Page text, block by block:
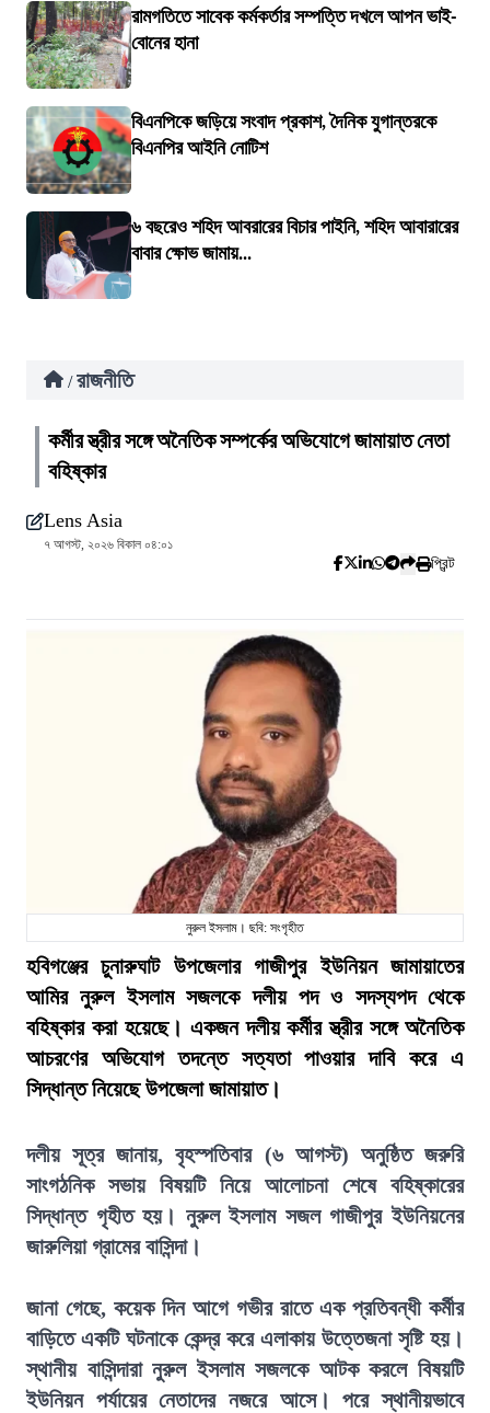
রামগতিতে সাবেক কর্মকর্তার সম্পত্তি দখলে আপন ভাই-
বোনের হানা
বিএনপিকে জড়িয়ে সংবাদ প্রকাশ, দৈনিক যুগান্তরকে
বিএনপির আইনি নোটিশ
৬ বছরেও শহিদ আবরারের বিচার পাইনি, শহিদ আবারারের
বাবার ক্ষোভ জামায়...
/ রাজনীতি
কর্মীর স্ত্রীর সঙ্গে অনৈতিক সম্পর্কের অভিযোগে জামায়াত নেতা
বহিষ্কার
Lens Asia
৭ আগস্ট, ২০২৬ বিকাল ০৪:০১
প্রিন্ট
নুরুল ইসলাম। ছবি: সংগৃহীত
হবিগঞ্জের চুনারুঘাট উপজেলার গাজীপুর ইউনিয়ন জামায়াতের
আমির নুরুল ইসলাম সজলকে দলীয় পদ ও সদস্যপদ থেকে
বহিষ্কার করা হয়েছে। একজন দলীয় কর্মীর স্ত্রীর সঙ্গে অনৈতিক
আচরণের অভিযোগ তদন্তে সত্যতা পাওয়ার দাবি করে এ
সিদ্ধান্ত নিয়েছে উপজেলা জামায়াত।
দলীয় সূত্র জানায়, বৃহস্পতিবার (৬ আগস্ট) অনুষ্ঠিত জরুরি
সাংগঠনিক সভায় বিষয়টি নিয়ে আলোচনা শেষে বহিষ্কারের
সিদ্ধান্ত গৃহীত হয়। নুরুল ইসলাম সজল গাজীপুর ইউনিয়নের
জারুলিয়া গ্রামের বাসিন্দা।
জানা গেছে, কয়েক দিন আগে গভীর রাতে এক প্রতিবন্ধী কর্মীর
বাড়িতে একটি ঘটনাকে কেন্দ্র করে এলাকায় উত্তেজনা সৃষ্টি হয়।
স্থানীয় বাসিন্দারা নুরুল ইসলাম সজলকে আটক করলে বিষয়টি
ইউনিয়ন পর্যায়ের নেতাদের নজরে আসে। পরে স্থানীয়ভাবে